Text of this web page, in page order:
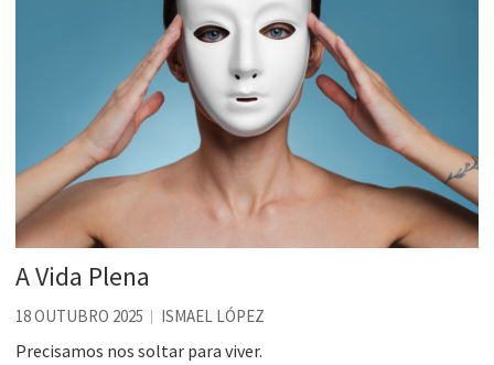
Se queres salvar o mundo, o veganismo não é a resposta
A Vida Plena
18 OUTUBRO 2025 ISMAEL LÓPEZ
Precisamos nos soltar para viver.